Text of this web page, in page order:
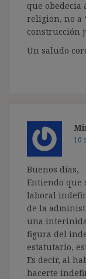
que obedecia
religion, no a
construcción
Un saludo
10
Buenos días,
Entiendo que
laboral
de la
una
figura del
estatutario,
Es decir, al
hacerte